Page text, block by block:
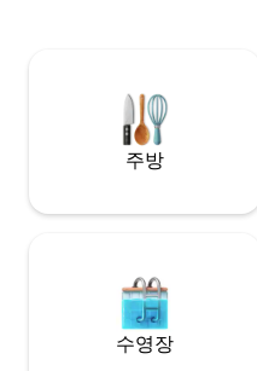
everything that a couple, or
would need for a relaxing
Valencia's seaside. My home is located
on the 3rd floor of a new,
from mid June to mid
a spacious living room with
open concept kitchen, a
terrace offering side sea
bedrooms and a bathroom. The living
주방
수영장